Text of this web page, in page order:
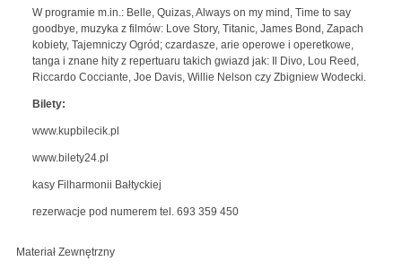
W programie m.in.: Belle, Quizas, Always on my mind, Time to say
goodbye, muzyka z filmów: Love Story, Titanic, James Bond, Zapach
kobiety, Tajemniczy Ogród; czardasze, arie operowe i operetkowe,
tanga i znane hity z repertuaru takich gwiazd jak: Il Divo, Lou Reed,
Riccardo Cocciante, Joe Davis, Willie Nelson czy Zbigniew Wodecki.
Bilety:
www.kupbilecik.pl
www.bilety24.pl
kasy Filharmonii Bałtyckiej
rezerwacje pod numerem tel. 693 359 450
Materiał Zewnętrzny